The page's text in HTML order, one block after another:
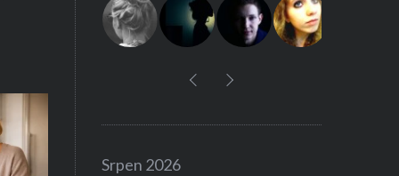
:
Srpen 2026